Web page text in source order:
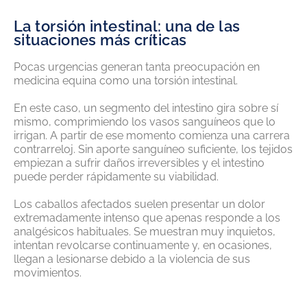
La torsión intestinal: una de las
situaciones más críticas
Pocas urgencias generan tanta preocupación en
medicina equina como una torsión intestinal.
En este caso, un segmento del intestino gira sobre sí
mismo, comprimiendo los vasos sanguíneos que lo
irrigan. A partir de ese momento comienza una carrera
contrarreloj. Sin aporte sanguíneo suficiente, los tejidos
empiezan a sufrir daños irreversibles y el intestino
puede perder rápidamente su viabilidad.
Los caballos afectados suelen presentar un dolor
extremadamente intenso que apenas responde a los
analgésicos habituales. Se muestran muy inquietos,
intentan revolcarse continuamente y, en ocasiones,
llegan a lesionarse debido a la violencia de sus
movimientos.